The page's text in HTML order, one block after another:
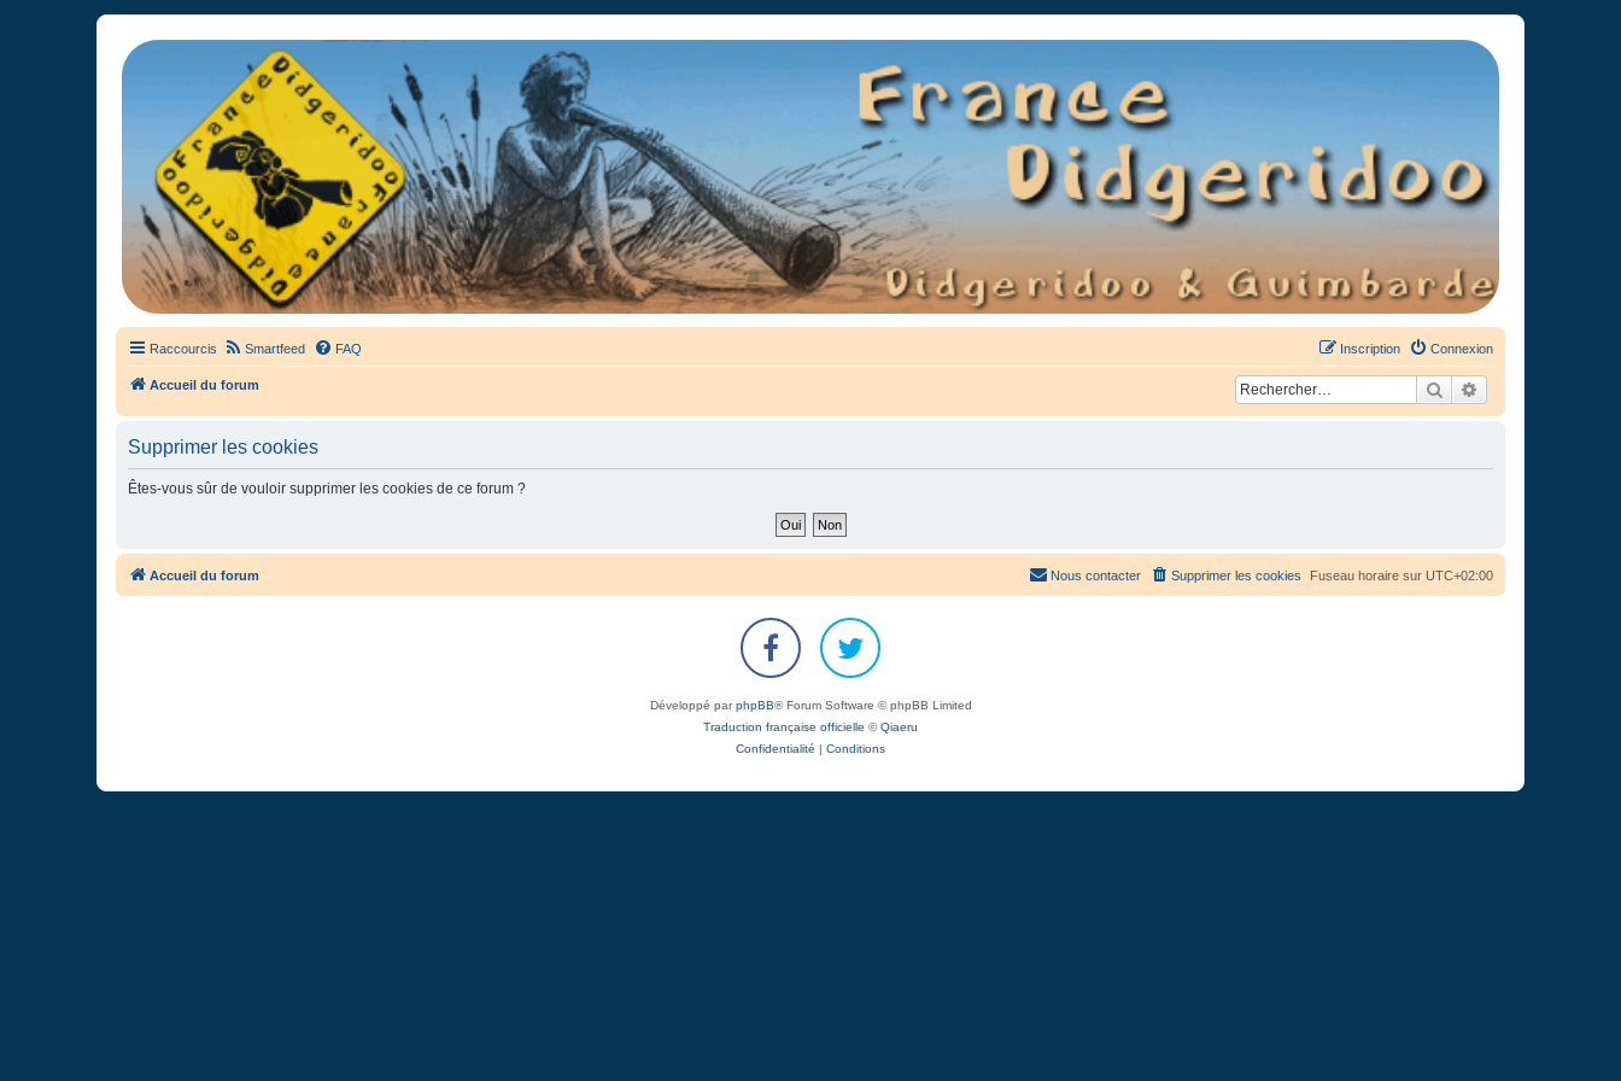
France Didgeridoo
Didgeridoo et Guimbarde sur France Didgeridoo - retrouvez la communauté.
Raccourcis Smartfeed FAQ Connexion
Inscription
Accueil du forum Rechercher
Supprimer les cookies
Êtes-vous sûr de vouloir supprimer les cookies de ce forum ?
Accueil du forum Fuseau horaire sur UTC+02:00
Supprimer les cookies
Nous contacter
Développé parphpBB® Forum Software © phpBB Limited
Traduction française officielle ©Qiaeru
Confidentialité | Conditions